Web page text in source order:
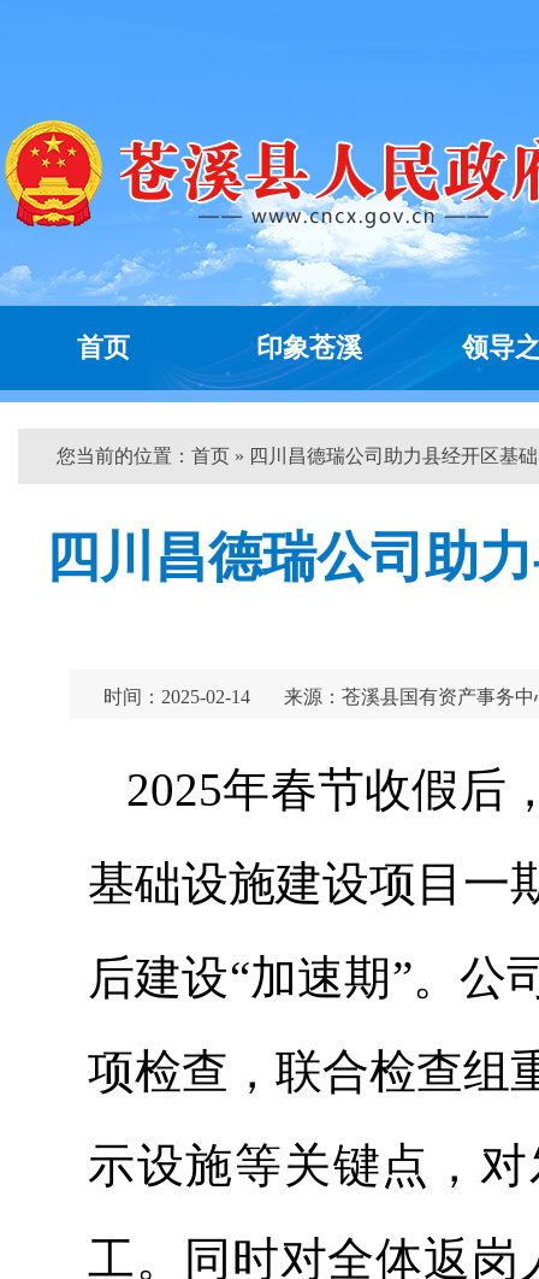
首页 印象苍溪 领导
您当前的位置： 首页 » 四川昌德瑞公司助力县经开区基
四川昌德瑞公司助
时间：2025-02-14 来源：苍溪县国有资产事务中
2025年春节收假后
基础设施建设项目一
后建设“加速期”。公
项检查，联合检查组
示设施等关键点，
工。同时对全体返岗